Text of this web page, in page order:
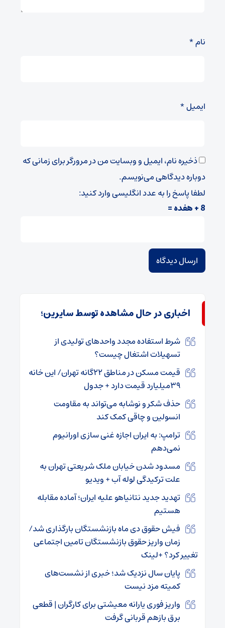
نام*
ایمیل*
ذخیره نام، ایمیل و وبسایت من در مرورگر برای زمانی که
دوباره دیدگاهی می‌نویسم.
لطفا پاسخ را به عدد انگلیسی وارد کنید:
8 + هفده =
اخباری در حال مشاهده توسط سایرین؛
شرط استفاده مجدد واحدهای تولیدی از
تسهیلات اشتغال چیست؟
قیمت مسکن در مناطق ۲۲گانه تهران/ این خانه
۳۹میلیارد قیمت دارد + جدول
حذف شکر و نوشابه می‌تواند به مقاومت
انسولین و چاقی کمک کند
ترامپ: به ایران اجازه غنی سازی اورانیوم
نمی‌دهم
مسدود شدن خیابان ملک شریعتی تهران به
علت ترکیدگی لوله آب + ویدیو
تهدید جدید نتانیاهو علیه ایران؛ آماده مقابله
هستیم
فیش حقوق دی ماه بازنشستگان بارگذاری شد/
زمان واریز حقوق بازنشستگان تامین اجتماعی
تغییر کرد؟ +لینک
پایان سال نزدیک شد؛ خبری از نشست‌های
کمیته مزد نیست
واریز فوری یارانه معیشتی برای کارگران | قطعی
برق بازهم قربانی گرفت